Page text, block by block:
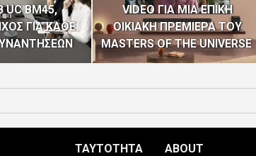
UC BM45,
ΓΙΑ ΚΑΘΕ
VIDEO ΓΙΑ ΜΙΑ ΕΠΙΚΗ
ΟΙΚΙΑΚΗ ΠΡΕΜΙΕΡΑ ΤΟΥ
MASTERS OF THE UNIVERSE
ΤΑΥΤΟΤΗΤΑ ABOUT